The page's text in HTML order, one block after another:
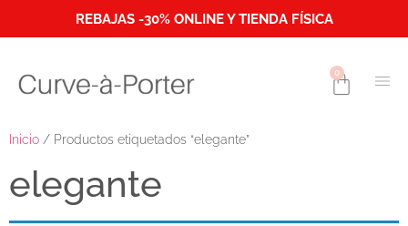
REBAJAS -30% ONLINE Y TIENDA FÍSICA
0
Inicio / Productos etiquetados “elegante”
elegante